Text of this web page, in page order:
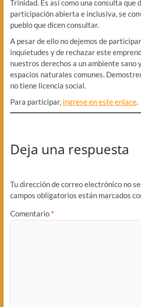
Trinidad. Es así como una consulta que
participación abierta e inclusiva, se
pueblo que dicen consultar.
A pesar de ello no dejemos de
inquietudes y de rechazar este
nuestros derechos a un ambiente sano
espacios naturales comunes.
no tiene licencia social.
Para participar, ingrese en este enlace.
Deja una respuesta
Tu dirección de correo electrónico no
campos obligatorios están marcados
Comentario *